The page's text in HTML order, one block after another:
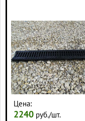
Цена:
2240 руб./шт.